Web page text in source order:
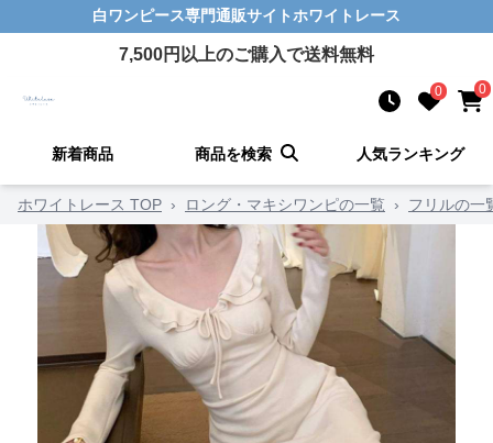
白ワンピース専門通販サイトホワイトレース
7,500円以上のご購入で送料無料
0 0
新着商品 商品を検索 人気ランキング
ホワイトレース TOP › ロング・マキシワンピの一覧 › フリルの一